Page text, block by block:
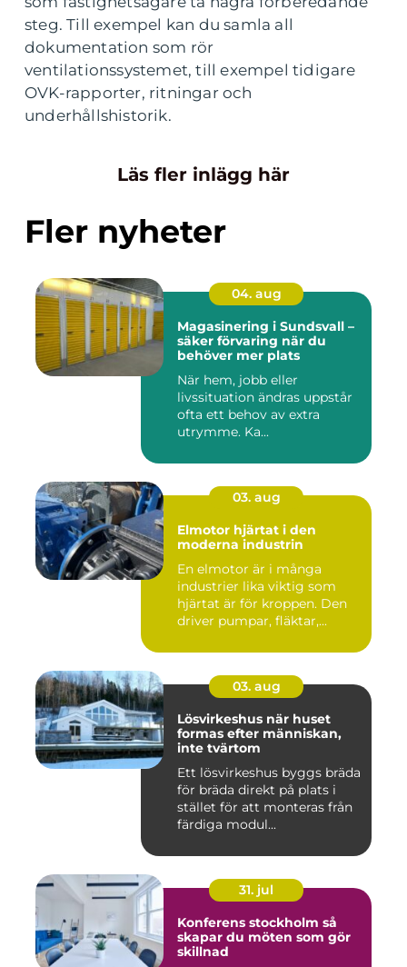
steg. Till exempel kan du samla all
dokumentation som rör
ventilationssystemet, till exempel tidigare
OVK-rapporter, ritningar och
underhållshistorik.
Läs fler inlägg här
Fler nyheter
04. aug
Magasinering i Sundsvall –
säker förvaring när du
behöver mer plats
När hem, jobb eller
livssituation ändras uppstår
ofta ett behov av extra
utrymme. Ka...
03. aug
Elmotor hjärtat i den
moderna industrin
En elmotor är i många
industrier lika viktig som
hjärtat är för kroppen. Den
driver pumpar, fläktar,...
03. aug
Lösvirkeshus när huset
formas efter människan,
inte tvärtom
Ett lösvirkeshus byggs bräda
för bräda direkt på plats i
stället för att monteras från
färdiga modul...
31. jul
Konferens stockholm så
skapar du möten som gör
skillnad